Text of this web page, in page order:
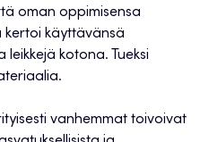
oman oppimisensa
kertoi käyttävänsä
kotona. Tueksi
vanhemmat toivoivat